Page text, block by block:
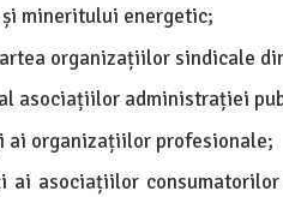
mineritului energetic;
organizațiilor sindicale
asociațiilor administrației
ai organizațiilor profesionale;
ai asociațiilor